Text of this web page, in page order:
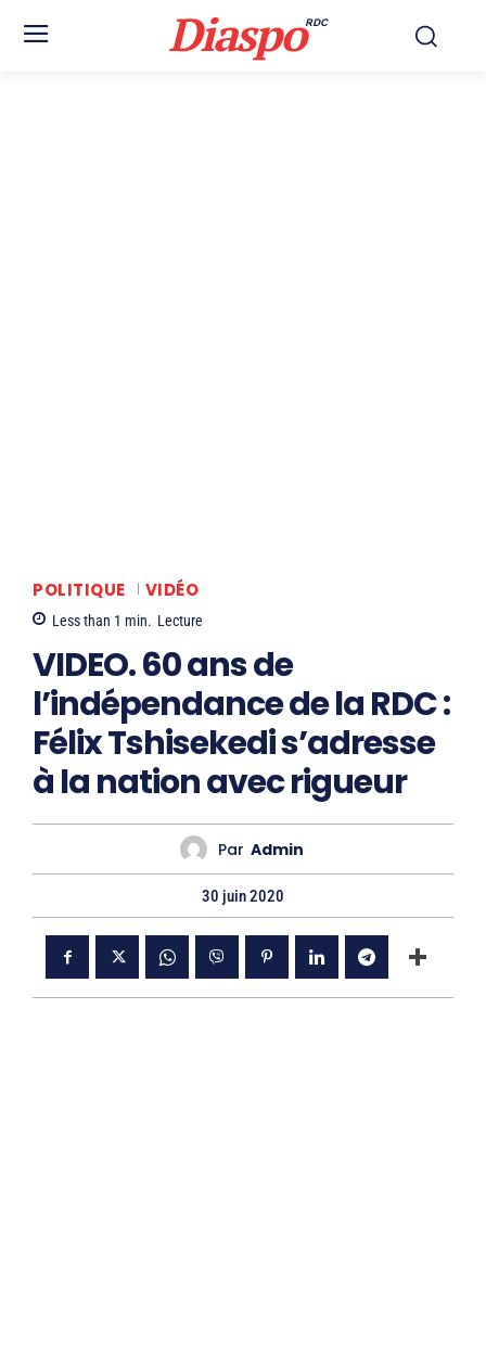
DiaspoRDC
POLITIQUE VIDÉO
Less than 1 min. Lecture
VIDEO. 60 ans de
l’indépendance de la RDC :
Félix Tshisekedi s’adresse
à la nation avec rigueur
Par Admin
30 juin 2020